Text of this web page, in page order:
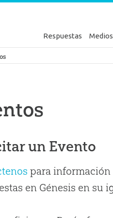
Respuestas Medios
Génesis
un Evento
para información
en Génesis en su